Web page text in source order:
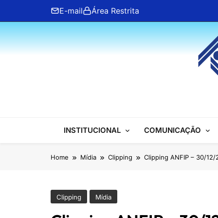
content
E-mail Área Restrita
ANFIP Nacional
INSTITUCIONAL COMUNICAÇÃO
Home Mídia Clipping Clipping ANFIP – 30/12/
Clipping Mídia